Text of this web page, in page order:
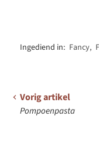
Ingediend in: Fancy,
Vorig artikel
Pompoenpasta